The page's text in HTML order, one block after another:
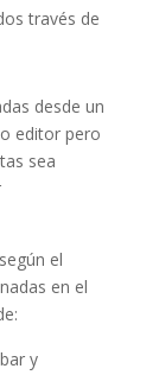
través de
desde un
editor pero
sea
el
en el
y